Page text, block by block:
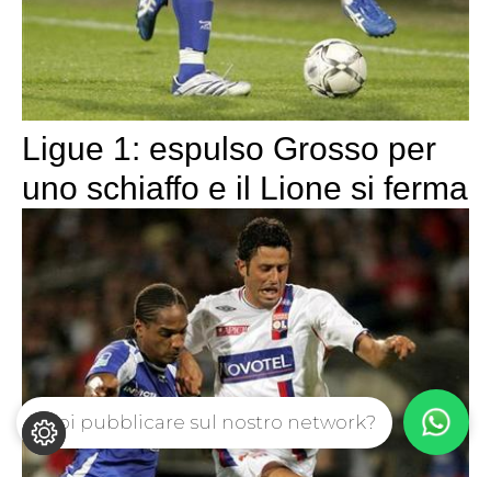
Ligue 1: espulso Grosso per
uno schiaffo e il Lione si ferma
Vuoi pubblicare sul nostro network?